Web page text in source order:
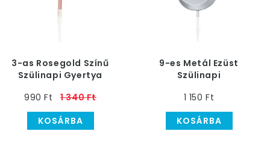
3-as Rosegold Színű
Szülinapi Gyertya
990 Ft
1 340 Ft
KOSÁRBA
9-es Metál Ezüst
Szülinapi
1 150 Ft
KOSÁRBA